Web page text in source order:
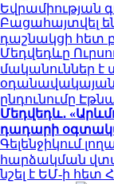
Եվրամիության
Բացահայտվել
դաշնակցի հետ
Մեդվեդևը
մականուններ է
ընդունումը
Մեդվեդև․
դադարի
Գելենջիկում
հարձակման
նշել է ԵՄ-ի